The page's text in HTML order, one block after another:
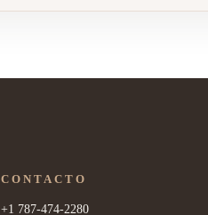
CONTACTO
+1 787-474-2280